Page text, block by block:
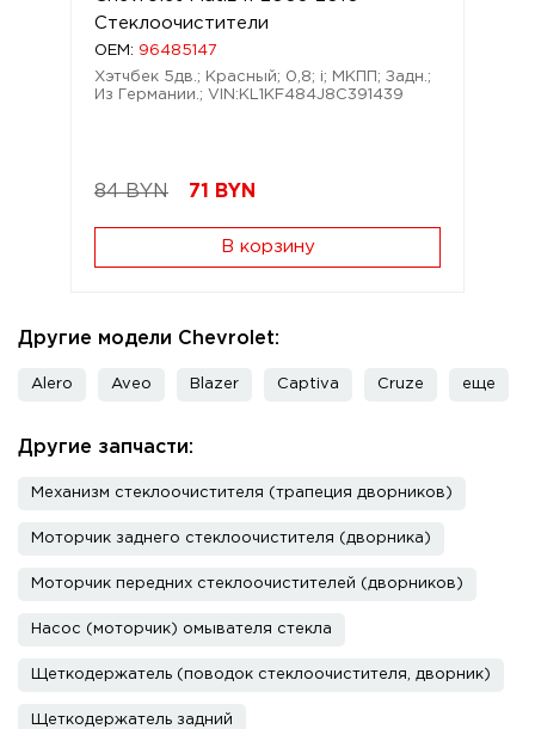
Стеклоочистители
OEM: 96485147
Хэтчбек 5дв.; Красный; 0,8; i; МКПП; Задн.;
Из Германии.; VIN:KL1KF484J8C391439
84 BYN 71 BYN
В корзину
Другие модели Chevrolet:
Alero Aveo Blazer Captiva Cruze еще
Другие запчасти:
Механизм стеклоочистителя (трапеция дворников)
Моторчик заднего стеклоочистителя (дворника)
Моторчик передних стеклоочистителей (дворников)
Насос (моторчик) омывателя стекла
Щеткодержатель (поводок стеклоочистителя, дворник)
Щеткодержатель задний